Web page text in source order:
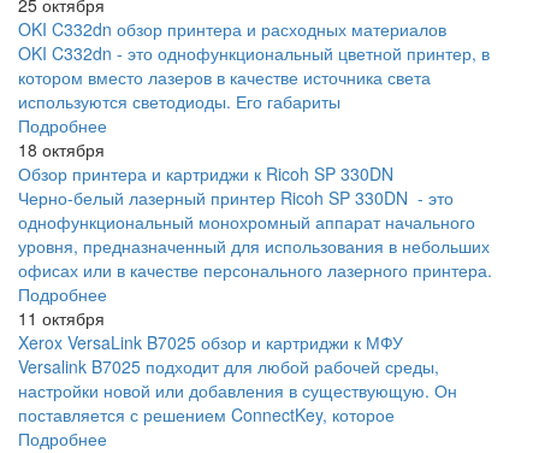
25 октября
OKI C332dn обзор принтера и расходных материалов
OKI C332dn - это однофункциональный цветной принтер, в
котором вместо лазеров в качестве источника света
используются светодиоды. Его габариты
Подробнее
18 октября
Обзор принтера и картриджи к Ricoh SP 330DN
Черно-белый лазерный принтер Ricoh SP 330DN - это
однофункциональный монохромный аппарат начального
уровня, предназначенный для использования в небольших
офисах или в качестве персонального лазерного принтера.
Подробнее
11 октября
Xerox VersaLink B7025 обзор и картриджи к МФУ
Versalink B7025 подходит для любой рабочей среды,
настройки новой или добавления в существующую. Он
поставляется с решением ConnectKey, которое
Подробнее